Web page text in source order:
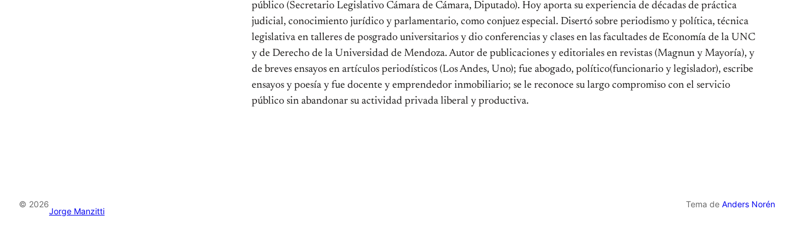
público (Secretario Legislativo Cámara de Cámara, Diputado). Hoy aporta su experiencia de décadas de práctica
judicial, conocimiento jurídico y parlamentario, como conjuez especial. Disertó sobre periodismo y política, técnica
legislativa en talleres de posgrado universitarios y dio conferencias y clases en las facultades de Economía de la UNC
y de Derecho de la Universidad de Mendoza. Autor de publicaciones y editoriales en revistas (Magnun y Mayoría), y
de breves ensayos en artículos periodísticos (Los Andes, Uno); fue abogado, político(funcionario y legislador), escribe
ensayos y poesía y fue docente y emprendedor inmobiliario; se le reconoce su largo compromiso con el servicio
público sin abandonar su actividad privada liberal y productiva.
© 2026
Jorge Manzitti
Tema de Anders Norén